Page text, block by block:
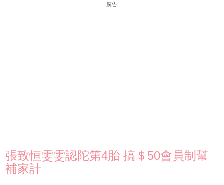
廣告
張致恒雯雯認陀第4胎 搞＄50會員制幫
補家計